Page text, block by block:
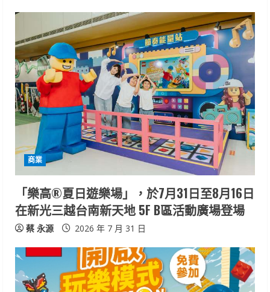
商業
「樂高®夏日遊樂場」，於7月31日至8月16日
在新光三越台南新天地 5F B區活動廣場登場
蔡 永源 2026 年 7 月 31 日